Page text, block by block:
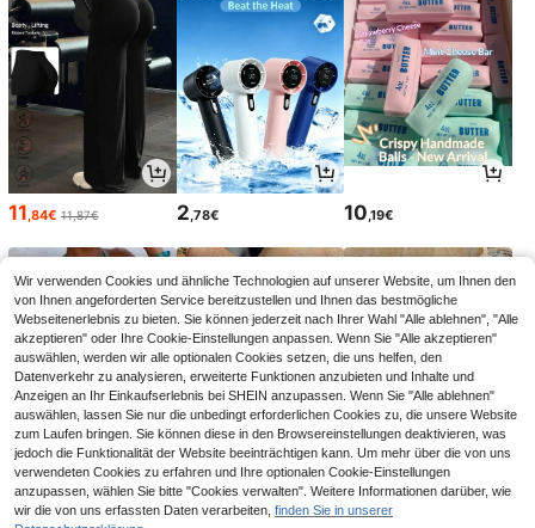
11,84€ 11,87€ 2,78€ 10,19€
12,84€ 3,73€ 10,25€
Wir verwenden Cookies und ähnliche Technologien auf unserer Website, um Ihnen den
von Ihnen angeforderten Service bereitzustellen und Ihnen das bestmögliche
Webseitenerlebnis zu bieten. Sie können jederzeit nach Ihrer Wahl "Alle ablehnen", "Alle
akzeptieren" oder Ihre Cookie-Einstellungen anpassen. Wenn Sie "Alle akzeptieren"
auswählen, werden wir alle optionalen Cookies setzen, die uns helfen, den
Datenverkehr zu analysieren, erweiterte Funktionen anzubieten und Inhalte und
Anzeigen an Ihr Einkaufserlebnis bei SHEIN anzupassen. Wenn Sie "Alle ablehnen"
auswählen, lassen Sie nur die unbedingt erforderlichen Cookies zu, die unsere Website
zum Laufen bringen. Sie können diese in den Browsereinstellungen deaktivieren, was
jedoch die Funktionalität der Website beeinträchtigen kann. Um mehr über die von uns
verwendeten Cookies zu erfahren und Ihre optionalen Cookie-Einstellungen
anzupassen, wählen Sie bitte "Cookies verwalten". Weitere Informationen darüber, wie
wir die von uns erfassten Daten verarbeiten, finden Sie in unserer